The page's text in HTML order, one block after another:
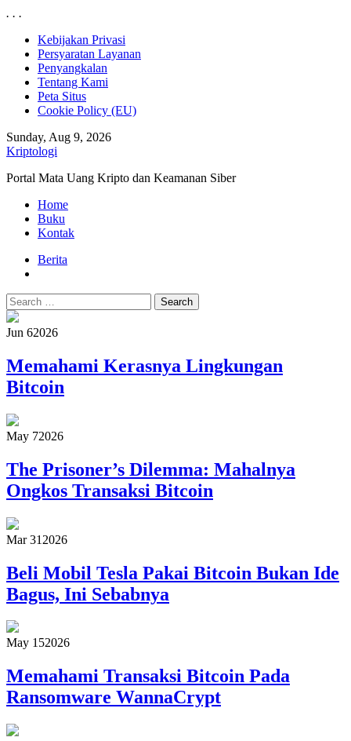
. . .
Skip
content
Kebijakan Privasi
Persyaratan Layanan
Penyangkalan
Tentang Kami
Peta Situs
Cookie Policy (EU)
Sunday, Aug 9, 2026
Kriptologi
Portal Mata Uang Kripto dan Keamanan Siber
Primary
Menu
Home
Buku
Kontak
Berita
Search
for:
Jun 62026
Memahami Kerasnya Lingkungan
Bitcoin
May 72026
The Prisoner’s Dilemma: Mahalnya
Ongkos Transaksi Bitcoin
Mar 31 2026
Beli Mobil Tesla Pakai Bitcoin Bukan Ide
Bagus, Ini Sebabnya
May 152026
Memahami Transaksi Bitcoin Pada
Ransomware WannaCrypt